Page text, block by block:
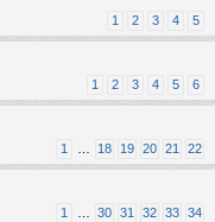
1 2 3 4 5
1 2 3 4 5 6
1 … 18 19 20 21 22
1 … 30 31 32 33 34